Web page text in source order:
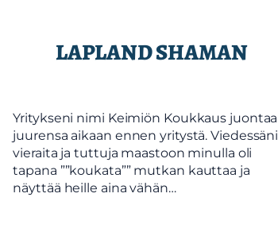
LAPLAND SHAMAN
Yritykseni nimi Keimiön Koukkaus juontaa
juurensa aikaan ennen yritystä. Viedessäni
vieraita ja tuttuja maastoon minulla oli
tapana ””koukata”” mutkan kauttaa ja
näyttää heille aina vähän…